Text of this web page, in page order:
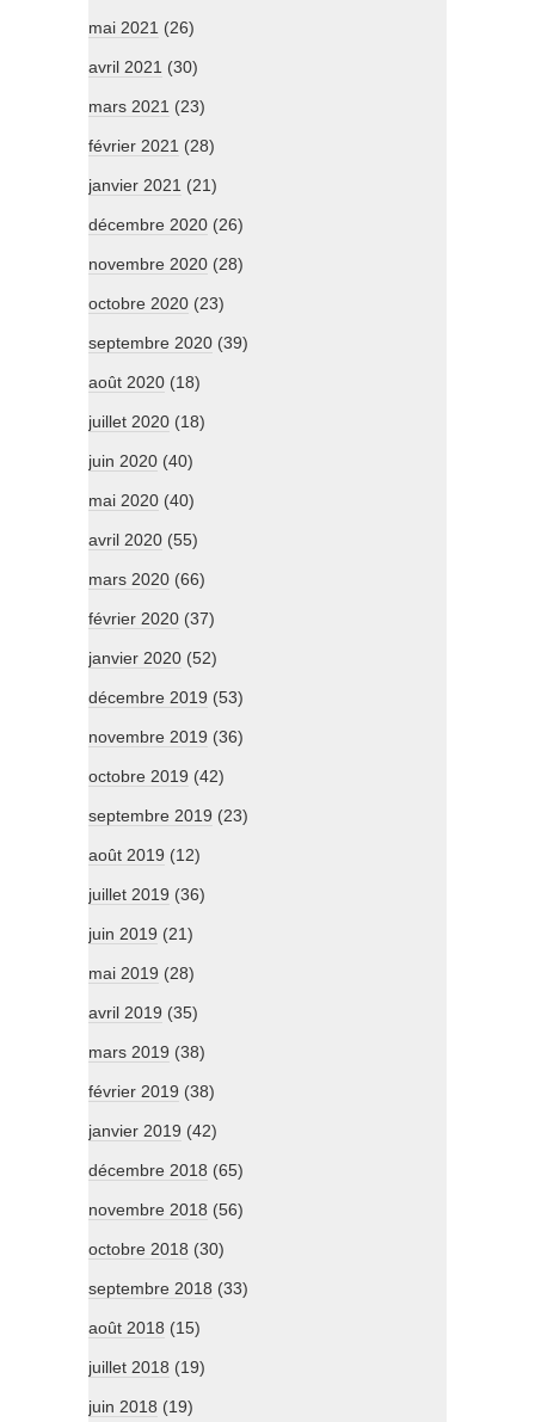
mai 2021 (26)
avril 2021 (30)
mars 2021 (23)
février 2021 (28)
janvier 2021 (21)
décembre 2020 (26)
novembre 2020 (28)
octobre 2020 (23)
septembre 2020 (39)
août 2020 (18)
juillet 2020 (18)
juin 2020 (40)
mai 2020 (40)
avril 2020 (55)
mars 2020 (66)
février 2020 (37)
janvier 2020 (52)
décembre 2019 (53)
novembre 2019 (36)
octobre 2019 (42)
septembre 2019 (23)
août 2019 (12)
juillet 2019 (36)
juin 2019 (21)
mai 2019 (28)
avril 2019 (35)
mars 2019 (38)
février 2019 (38)
janvier 2019 (42)
décembre 2018 (65)
novembre 2018 (56)
octobre 2018 (30)
septembre 2018 (33)
août 2018 (15)
juillet 2018 (19)
juin 2018 (19)